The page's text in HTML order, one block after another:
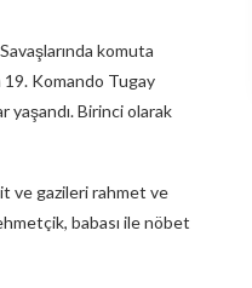
komuta
19. Komando Tugay
yaşandı. Birinci olarak
ve gazileri rahmet ve
babası ile nöbet